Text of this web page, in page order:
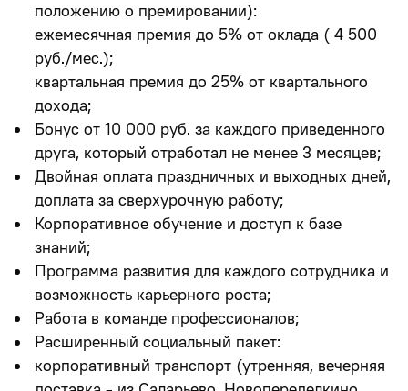
положению о премировании):
ежемесячная премия до 5% от оклада ( 4 500
руб./мес.);
квартальная премия до 25% от квартального
дохода;
Бонус от 10 000 руб. за каждого приведенного
друга, который отработал не менее 3 месяцев;
Двойная оплата праздничных и выходных дней,
доплата за сверхурочную работу;
Корпоративное обучение и доступ к базе
знаний;
Программа развития для каждого сотрудника и
возможность карьерного роста;
Работа в команде профессионалов;
Расширенный социальный пакет:
корпоративный транспорт (утренняя, вечерняя